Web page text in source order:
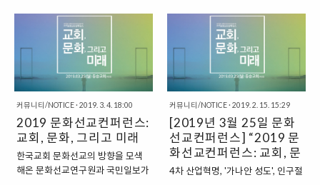
내는 크리스챤 문화 비평가들을 만
들어가는 흥미로운 시간의 여정이
될 것입니다. 기독교 대중문화비평
을 위한 필독서인 고든 린치의
(Understanding theology and
popular culture) 읽기를 통해 창조
적인 문화읽기를 함께..
2의 전성기를 맞이하고 있다. 2000
년대 이후 다큐멘터리 장르를 중심
으로 한국선교영화가 다수 제작되
면서 한국 기독 영화 콘텐츠는 다양
성과 새로운 가능성을 모색하고 있
다. 서울 국제사랑영화제가 제정한
10주년이기도 한 이번 16회 서울
국제사랑영화제 씨네포럼을 통해,
한국 선교영화의 흐름과 의미를 다
시 한 번 살펴보며, 변화하는 사회문
화와 4차 산업혁명이 가져온 플랫
맞이한다. 매해 맞는 부활절이지만,
그러나 부활절은 늘 우리 가운데 새
로운 소망과 희망으로 시작점으로
다가온다. 개인이 직면한 고난과 절
망속에서도, 또한 인류 공동체가 직
면한 암울한 현실 속에도 불구하고
우리는 부활을 통해 그 모든 상황을
이겨내게 하고 새롭게 바라보게 하
는 존재의 궁극적 미래를 그리스도
의 부활을 통해 부여받기 때문이다.
그러기에 부활절은 그 어떤 절기보
다도 우리 모두가 그 의미를 되새기
커뮤니티/NOTICE· 2019. 3. 4. 18:00
2019 문화선교컨퍼런스:
교회, 문화, 그리고 미래
한국교회 문화선교의 방향을 모색
해온 문화선교연구원과 국민일보가
커뮤니티/NOTICE· 2019. 2. 15. 15:29
[2019년 3월 25일 문화
선교컨퍼런스] “2019 문
화선교컨퍼런스: 교회, 문
화, 그리고 미래”
4차 산업혁명, '가나안 성도', 인구절